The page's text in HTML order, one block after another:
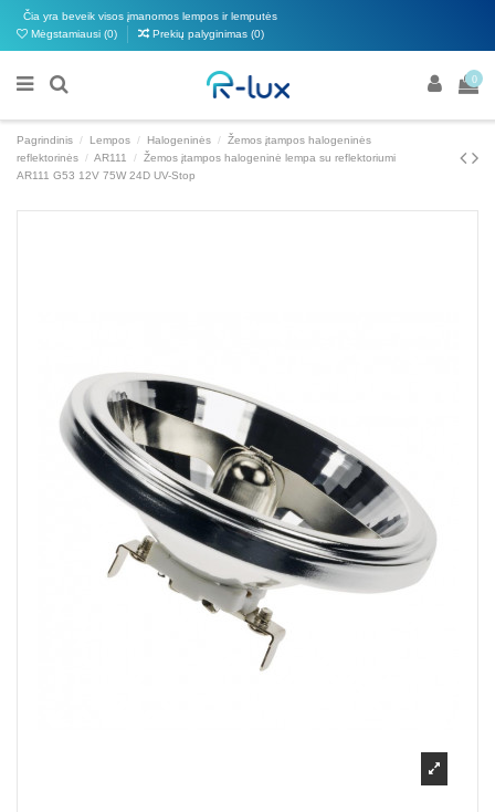
Čia yra beveik visos įmanomos lempos ir lemputės
Mėgstamiausi (0) Prekių palyginimas (0)
0
Pagrindinis Lempos Halogeninės
Žemos įtampos halogeninės
reflektorinės
AR111
Žemos įtampos halogeninė lempa su reflektoriumi
AR111 G53 12V 75W 24D UV-Stop